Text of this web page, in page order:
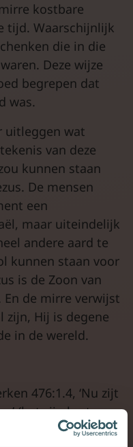
kostbare
tijd. Waarschijnlijk
die in die
Deze wijze
begrepen dat
was.
uitleggen wat
van deze
kunnen staan
De mensen
een
maar uiteindelijk
andere aard te
kunnen staan voor
is de Zoon van
En de mirre verwijst
zijn, Hij is degene
in de wereld.
476:1.4, ‘Nu zijt
(het zijn korte
laten zingen).